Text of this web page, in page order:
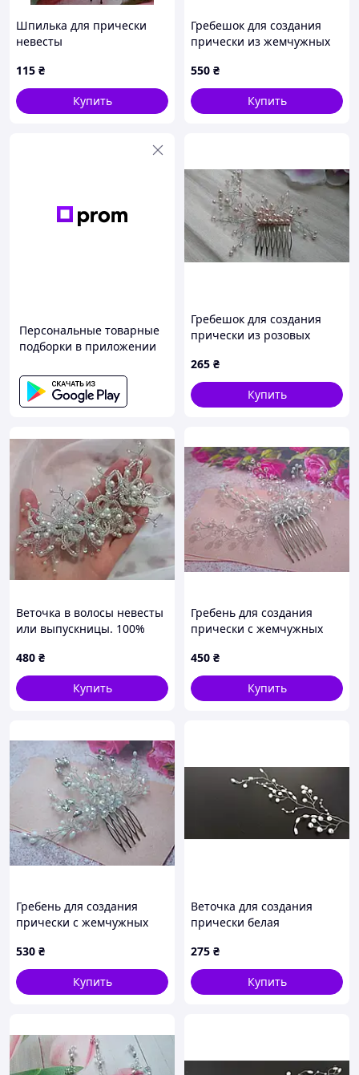
Шпилька для прически
невесты
115 ₴
Купить
Гребешок для создания
прически из жемчужных
550 ₴
Купить
Персональные товарные
подборки в приложении
Гребешок для создания
прически из розовых
265 ₴
Купить
Веточка в волосы невесты
или выпускницы. 100%
480 ₴
Купить
Гребень для создания
прически с жемчужных
450 ₴
Купить
Гребень для создания
прически с жемчужных
530 ₴
Купить
Веточка для создания
прически белая
275 ₴
Купить